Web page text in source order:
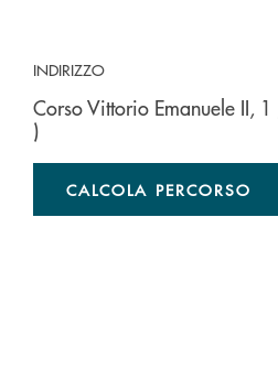
INDIRIZZO
Corso Vittorio Emanuele II, 1
)
CALCOLA PERCORSO